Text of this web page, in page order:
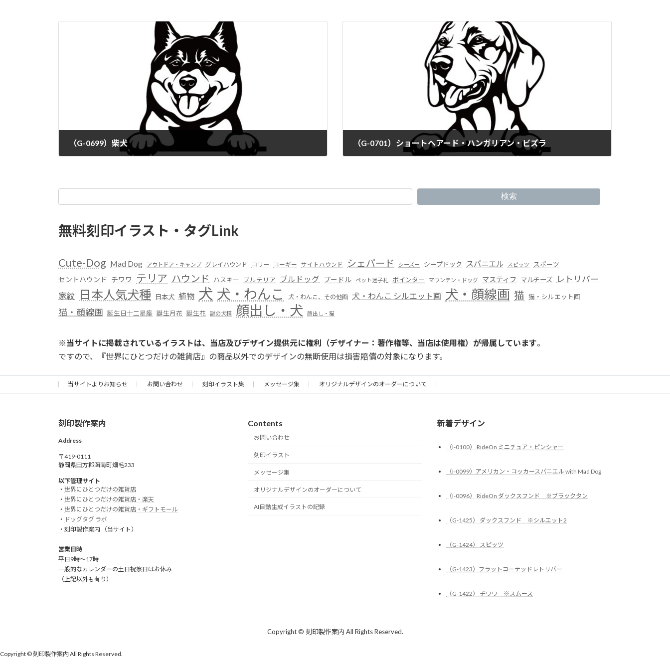
（G-0699）柴犬 （G-0701）ショートヘアード・ハンガリアン・ビズラ
検索
無料刻印イラスト・タグLink
Cute-Dog Mad Dog アウトドア・キャンプ グレイハウンド コリー コーギー サイトハウンド シェパード シーズー シープドック スパニエル スピッツ スポーツ
セントハウンド チワワ テリア ハウンド ハスキー ブルテリア ブルドッグ プードル ペット迷子札 ポインター マウンテン・ドッグ マスティフ マルチーズ レトリバー
家紋 日本人気犬種 日本犬 植物 犬 犬・わんこ 犬・わんこ、その他画 犬・わんこ シルエット画 犬・顔線画 猫 猫・シルエット画
猫・顔線画 誕生日十二星座 誕生月花 誕生花 謎の犬種 顔出し・犬 顔出し・猫
※ 当サイトに掲載されているイラストは、当店及びデザイン提供元に権利（デザイナー：著作権等、当店は使用権）が帰属しています。
ですので、『世界にひとつだけの雑貨店』の商品以外でのデザインの無断使用は損害賠償の対象になります。
当サイトよりお知らせ お問い合わせ 刻印イラスト集 メッセージ集 オリジナルデザインのオーダーについて
刻印製作案内
Address
〒419-0111
静岡県田方郡函南町畑毛233
以下管理サイト
・ 世界にひとつだけの雑貨店
・ 世界にひとつだけの雑貨店・楽天
・ 世界にひとつだけの雑貨店・ギフトモール
・ ドッグタグ ラボ
・刻印製作案内 （当サイト）
営業日時
平日9時～17時
一般的なカレンダーの土日祝祭日はお休み
（上記以外も有り）
Contents
お問い合わせ
刻印イラスト
メッセージ集
オリジナルデザインのオーダーについて
AI自動生成イラストの記録
新着デザイン
（I-0100） RideOn ミニチュア・ピンシャー
（I-0099）アメリカン・コッカースパニエル with Mad Dog
（I-0096） RideOn ダックスフンド ※ブラックタン
（G-1425） ダックスフンド ※シルエット2
（G-1424） スピッツ
（G-1423）フラットコーテッドレトリバー
（G-1422） チワワ ※スムース
Copyright © 刻印製作案内 All Rights Reserved.
Copyright © 刻印製作案内 All Rights Reserved.